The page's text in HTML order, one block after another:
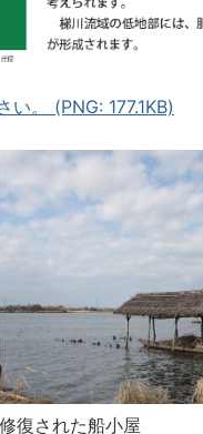
。 (PNG: 177.1KB)
復された船小屋